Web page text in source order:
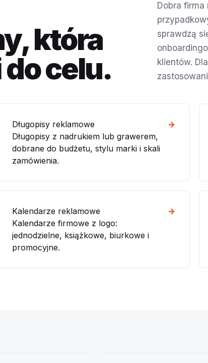
która
celu.
Dobra
sprawdzą
klientów.
Długopisy reklamowe
Długopisy z nadrukiem lub grawerem,
dobrane do budżetu, stylu marki i skali
zamówienia.
→
Kalendarze reklamowe
Kalendarze firmowe z logo:
jednodzielne, książkowe, biurkowe i
promocyjne.
→